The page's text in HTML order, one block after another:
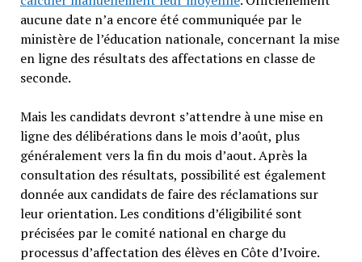
aucune date n’a encore été communiquée par le
ministère de l’éducation nationale, concernant la mise
en ligne des résultats des affectations en classe de
seconde.
Mais les candidats devront s’attendre à une mise en
ligne des délibérations dans le mois d’août, plus
généralement vers la fin du mois d’aout. Après la
consultation des résultats, possibilité est également
donnée aux candidats de faire des réclamations sur
leur orientation. Les conditions d’éligibilité sont
précisées par le comité national en charge du
processus d’affectation des élèves en Côte d’Ivoire.